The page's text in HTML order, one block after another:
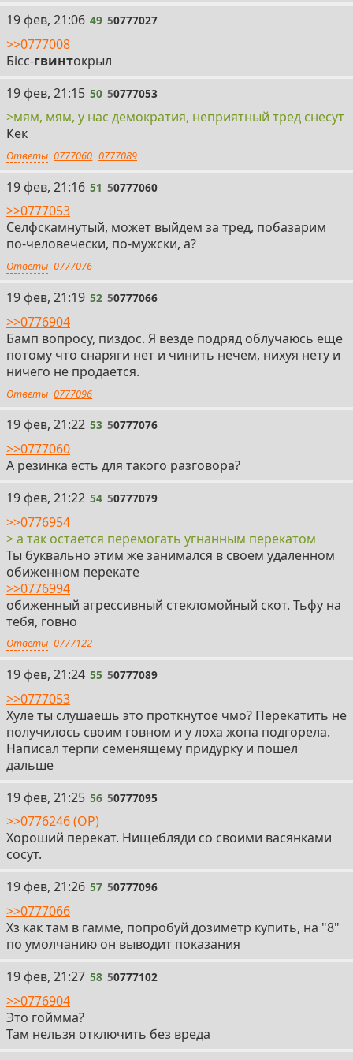
49
19 фев, 21:06 49 50777027
>>0777008
Бiсс-гвинтокрыл
50
19 фев, 21:15 50 50777053
>мям, мям, у нас демократия, неприятный тред снесут
Кек
Ответы 0777060 0777089
51
19 фев, 21:16 51 50777060
>>0777053
Селфскамнутый, может выйдем за тред, побазарим
по-человечески, по-мужски, а?
Ответы 0777076
52
19 фев, 21:19 52 50777066
>>0776904
Бамп вопросу, пиздос. Я везде подряд облучаюсь еще
потому что снаряги нет и чинить нечем, нихуя нету и
ничего не продается.
Ответы 0777096
53
19 фев, 21:22 53 50777076
>>0777060
А резинка есть для такого разговора?
54
19 фев, 21:22 54 50777079
>>0776954
> а так остается перемогать угнанным перекатом
Ты буквально этим же занимался в своем удаленном
обиженном перекате
>>0776994
обиженный агрессивный стекломойный скот. Тьфу на
тебя, говно
Ответы 0777122
55
19 фев, 21:24 55 50777089
>>0777053
Хуле ты слушаешь это проткнутое чмо? Перекатить не
получилось своим говном и у лоха жопа подгорела.
Написал терпи семенящему придурку и пошел
дальше
56
19 фев, 21:25 56 50777095
>>0776246 (OP)
Хороший перекат. Нищебляди со своими васянками
сосут.
57
19 фев, 21:26 57 50777096
>>0777066
Хз как там в гамме, попробуй дозиметр купить, на "8"
по умолчанию он выводит показания
58
19 фев, 21:27 58 50777102
>>0776904
Это гоймма?
Там нельзя отключить без вреда